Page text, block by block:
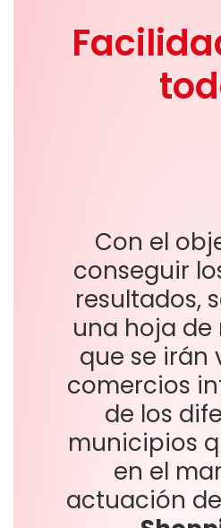
Con el
conseguir
resultados,
una hoja de
que se irán
comercios
de los
municipios
en el
actuación de